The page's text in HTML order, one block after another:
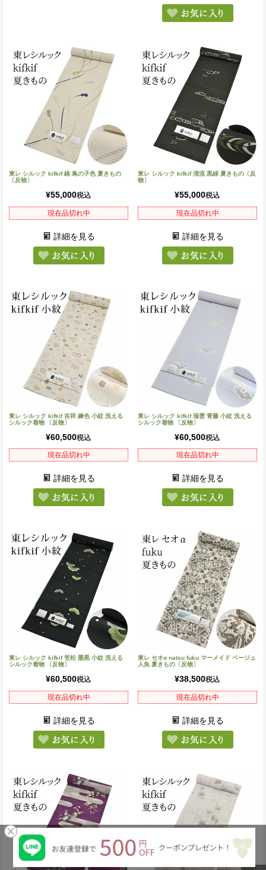
東レ シルック kifkif 緒 鳥の子色 夏きもの
〔反物〕
¥55,000税込
現在品切れ中
詳細を見る
東レ シルック kifkif 清流 黒緑 夏きもの〔反
物〕
¥55,000税込
現在品切れ中
詳細を見る
東レ シルック kifkif 吉祥 練色 小紋 洗える
シルック着物 〔反物〕
¥60,500税込
現在品切れ中
詳細を見る
東レ シルック kifkif 瑞雲 青藤 小紋 洗える
シルック着物 〔反物〕
¥60,500税込
現在品切れ中
詳細を見る
東レ シルック kifkif 笠松 墨黒 小紋 洗える
シルック着物 〔反物〕
¥60,500税込
現在品切れ中
詳細を見る
東レ セオα natsu fuku マーメイド ベージュ
人魚 夏きもの〔反物〕
¥38,500税込
現在品切れ中
詳細を見る